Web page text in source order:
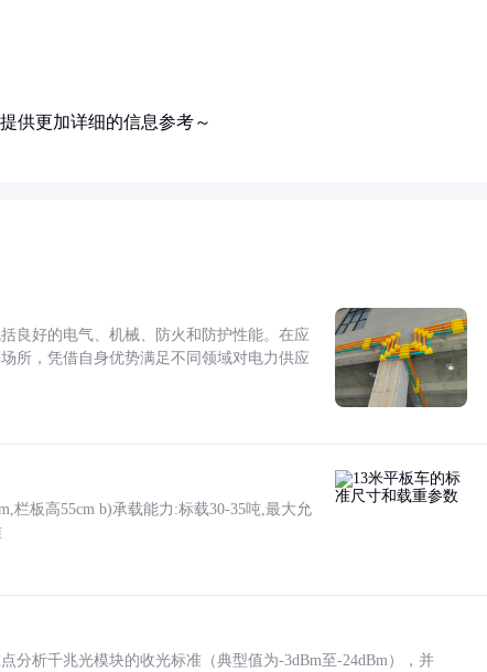
供更加详细的信息参考～
良好的电气、机械、防火和防护性能。在应
所，凭借自身优势满足不同领域对电力供应
栏板高55cm b)承载能力:标载30-35吨,最大允
分析千兆光模块的收光标准（典型值为-3dBm至-24dBm），并